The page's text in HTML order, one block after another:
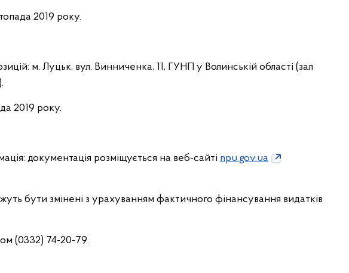
2019 року.
м. Луцьк, вул. Винниченка, 11, ГУНП у Волинській області (зал
2019 року.
документація розміщується на веб-сайті npu.gov.ua
бути змінені з урахуванням фактичного фінансування видатків
(0332) 74-20-79.